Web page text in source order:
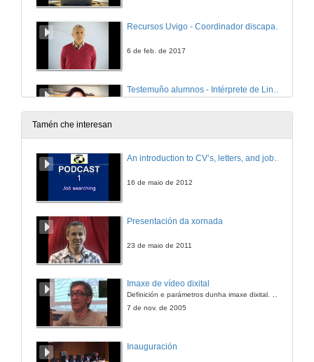
Recursos Uvigo - Coordinador discapacidad FFT
6 de feb. de 2017
6 de feb. de 2017
Orientación académica e profesional
Tamén che interesan
An introduction to CV’s, letters, and job searching
16 de maio de 2012
Presentación da xornada
23 de maio de 2011
Imaxe de vídeo dixital
7 de nov. de 2005
Inauguración